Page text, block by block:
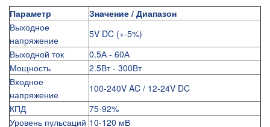
Параметр
Значение / Диапазон
Выходное
напряжение
5V DC (+-5%)
Выходной ток
0.5А - 60А
Мощность
2.5Вт - 300Вт
Входное
напряжение
100-240V AC / 12-24V DC
КПД
75-92%
Уровень пульсаций 10-120 мВ